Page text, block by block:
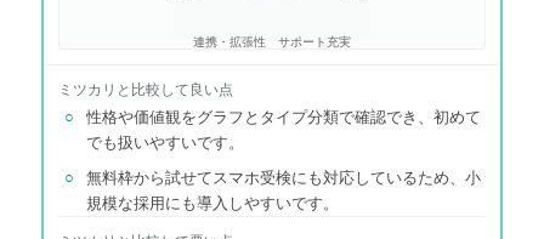
サポート充実
連携・拡張性
ミツカリ と比較して良い点
○
性格や価値観をグラフとタイプ分類で確認でき、初めて
でも扱いやすいです。
○
無料枠から試せてスマホ受検にも対応しているため、小
規模な採用にも導入しやすいです。